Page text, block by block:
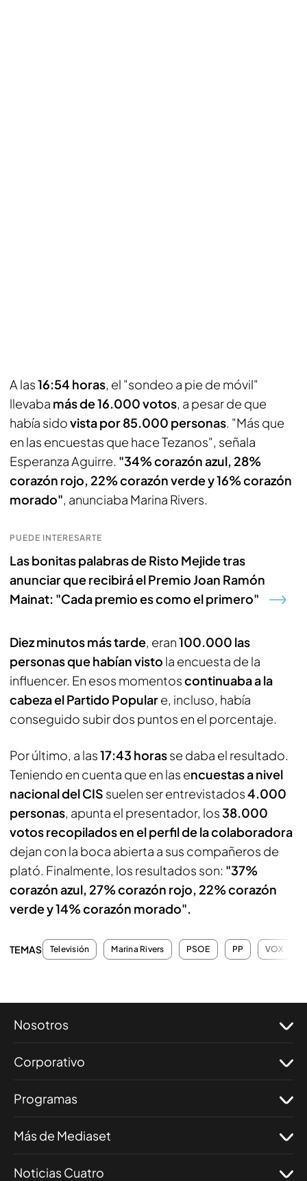
A las16:54 horas, el "sondeo a pie de móvil"
llevaba más de 16.000 votos, a pesar de que
había sidovista por 85.000 personas. "Más que
en las encuestas que hace Tezanos", señala
Esperanza Aguirre. "34% corazón azul, 28%
corazón rojo, 22% corazón verde y 16% corazón
morado", anunciaba Marina Rivers.
PUEDE INTERESARTE
Las bonitas palabras de Risto Mejide tras
anunciar que recibirá el Premio Joan Ramón
Mainat: "Cada premio es como el primero"
Diez minutos más tarde, eran100.000 las
personas que habían visto la encuesta de la
influencer. En esos momentoscontinuaba a la
cabeza el Partido Populare, incluso, había
conseguido subir dos puntos en el porcentaje.
Por último, a las17:43 horasse daba el resultado.
Teniendo en cuenta que en las encuestas a nivel
nacional del CIS suelen ser entrevistados4.000
personas, apunta el presentador, los38.000
votos recopilados en el perfil de la colaboradora
dejan con la boca abierta a sus compañeros de
plató. Finalmente, los resultados son: "37%
corazón azul, 27% corazón rojo, 22% corazón
verde y 14% corazón morado".
TEMAS Televisión Marina Rivers PSOE PP VOX
Nosotros
Corporativo
Programas
Más de Mediaset
Noticias Cuatro